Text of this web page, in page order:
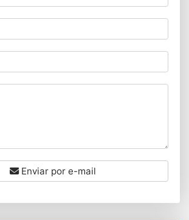
Enviar por e-mail